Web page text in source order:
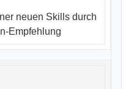
neuen Skills durch
Empfehlung